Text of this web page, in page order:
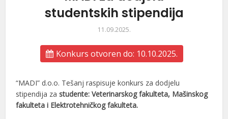
studentskih stipendija
11.09.2025.
Konkurs otvoren do: 10.10.2025.
“MADI” d.o.o. Tešanj raspisuje konkurs za dodjelu
stipendija zastudente: Veterinarskog fakulteta, Mašinskog
fakulteta i Elektrotehničkog fakulteta.